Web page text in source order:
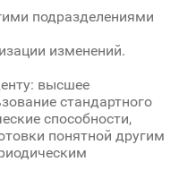
подразделениями
изменений.
высшее
стандартного
способности,
понятной другим